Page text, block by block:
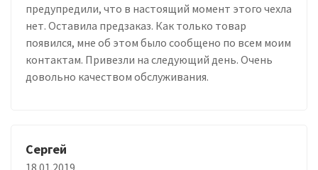
предупредили, что в настоящий момент этого чехла
нет. Оставила предзаказ. Как только товар
появился, мне об этом было сообщено по всем моим
контактам. Привезли на следующий день. Очень
довольно качеством обслуживания.
Сергей
18.01.2019